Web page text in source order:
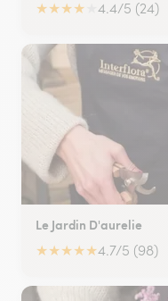
★★★★ 4.4/5 (24)
Le Jardin D'aurelie
★★★★★4.7/5 (98)